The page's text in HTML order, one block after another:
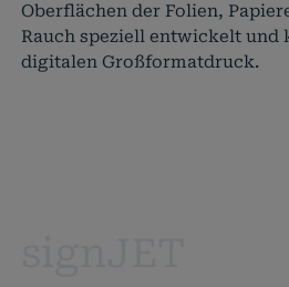
Oberflächen der Folien,
Rauch speziell entwickelt
digitalen Großformatdruck.